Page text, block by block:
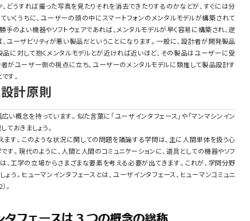
どうすれば撮った写真を見たりそれを消去できたりするのかなどが、すぐには分
いくうちに、ユーザーの頭の中にスマートフォンのメンタルモデルが構築されて
手のよい機器やソフトウェアであれば、メンタルモデルが早く容易に構築され、逆
ユーザビリティが悪い製品だということになります。一般に、設計者が開発製品
品に対して抱くメンタルモデルとが近ければ近いほど、その製品はユーザーに受
者がユーザー側の視点に立ち、ユーザーのメンタルモデルに類推して製品設計す
す。
計原則
い概念を持っています。似た言葉に「ユーザインタフェース」や「マンマシンイン
ておきましょう。
ます。このような状況に関しての問題を議論する学問は、主に人間単体を扱う心
。現代のように、人間と人間のコミュニケーションに、道具としての機器やソフ
、工学の立場からさまざまな要素を考える必要が出てきます。これが、学問分野
う。ヒューマンインタフェースとは、ユーザインタフェース、ヒューマンコミュニ
。